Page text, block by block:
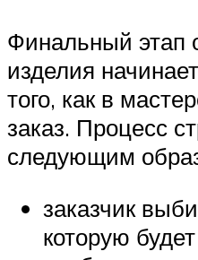
Финальный этап
изделия
того, как в
заказ. Процесс
следующим
заказчик
которую